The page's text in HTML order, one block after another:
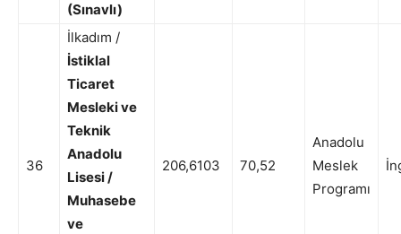
(Sınavlı)
36
İlkadım /
İstiklal
Ticaret
Mesleki ve
Teknik
Anadolu
Lisesi /
Muhasebe
ve
206,6103 70,52
Anadolu
Meslek
Programı